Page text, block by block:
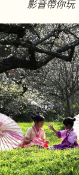
影音帶你玩